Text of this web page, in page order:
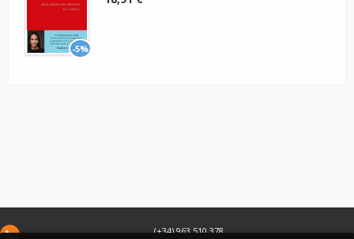
-5%
(+34) 963 510 378